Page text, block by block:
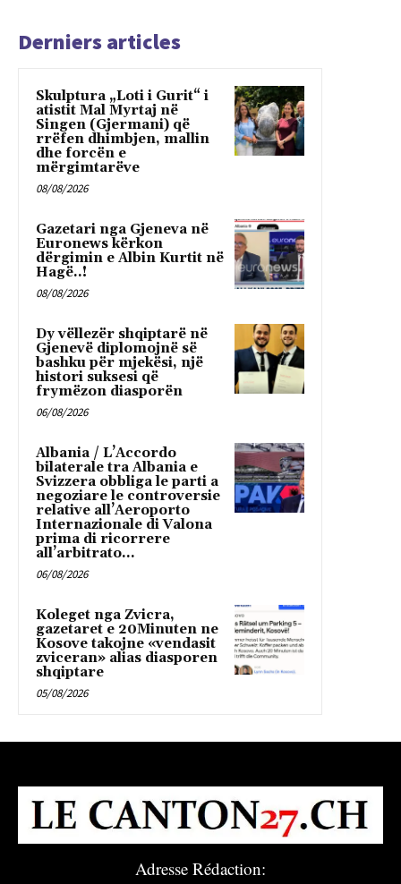
Derniers articles
Skulptura „Loti i Gurit“ i
atistit Mal Myrtaj në
Singen (Gjermani) që
rrëfen dhimbjen, mallin
dhe forcën e
mërgimtarëve
08/08/2026
Gazetari nga Gjeneva në
Euronews kërkon
dërgimin e Albin Kurtit në
Hagë..!
08/08/2026
Dy vëllezër shqiptarë në
Gjenevë diplomojnë së
bashku për mjekësi, një
histori suksesi që
frymëzon diasporën
06/08/2026
Albania / L’Accordo
bilaterale tra Albania e
Svizzera obbliga le parti a
negoziare le controversie
relative all’Aeroporto
Internazionale di Valona
prima di ricorrere
all’arbitrato...
06/08/2026
Koleget nga Zvicra,
gazetaret e 20Minuten ne
Kosove takojne «vendasit
zviceran» alias diasporen
shqiptare
05/08/2026
Adresse Rédaction: